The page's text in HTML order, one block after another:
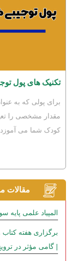
تکنیک های پول
برای پولی که به
مقدار مشخصی را
کودک شما می آموزد
به نوعی این کار
مقالات
المپیاد علمی پایه
برگزاری هفته
| گامی مؤثر در